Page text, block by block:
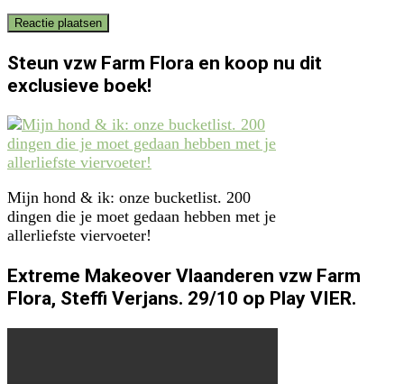
Steun vzw Farm Flora en koop nu dit
exclusieve boek!
Mijn hond & ik: onze bucketlist. 200
dingen die je moet gedaan hebben met je
allerliefste viervoeter!
Extreme Makeover Vlaanderen vzw Farm
Flora, Steffi Verjans. 29/10 op Play VIER.